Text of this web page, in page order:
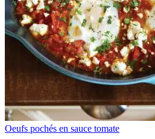
Oeufs pochés en sauce tomate